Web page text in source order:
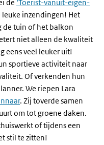
de ‘Toerist-vanuit-eigen-
inzendingen! Het
de tuin of het balkon
niet alleen de kwaliteit
eens veel leuker uit!
sportieve activiteit naar
Of verkenden hun
We riepen Lara
. Zij toverde samen
om tot groene daken.
of tijdens een
stil te zitten!